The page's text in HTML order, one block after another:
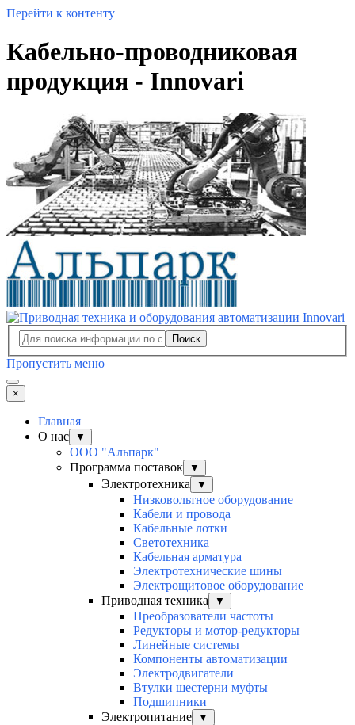
Перейти к контенту
Кабельно-проводниковая
продукция - Innovari
Поиск
Пропустить меню
×
Главная
О нас
▼
ООО "Альпарк"
Программа поставок
▼
Электротехника ▼
Низковольтное оборудование
Кабели и провода
Кабельные лотки
Светотехника
Кабельная арматура
Электротехнические шины
Электрощитовое оборудование
Приводная техника
▼
Преобразователи частоты
Редукторы и мотор-редукторы
Линейные системы
Компоненты автоматизации
Электродвигатели
Втулки шестерни муфты
Подшипники
Электропитание
▼